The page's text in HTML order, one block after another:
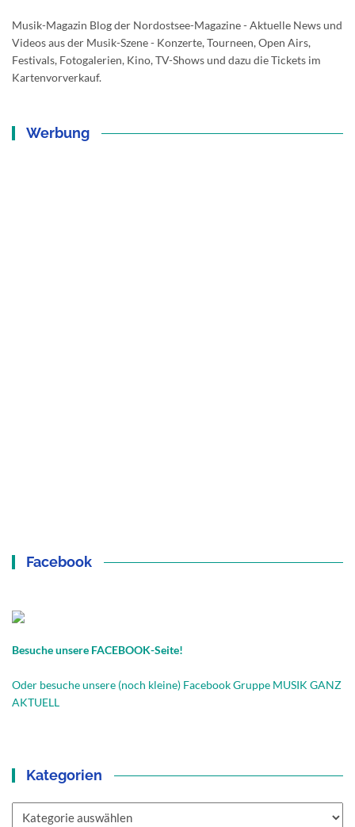
Musik-Magazin Blog der Nordostsee-Magazine - Aktuelle News und
Videos aus der Musik-Szene - Konzerte, Tourneen, Open Airs,
Festivals, Fotogalerien, Kino, TV-Shows und dazu die Tickets im
Kartenvorverkauf.
Werbung
Facebook
Besuche unsere FACEBOOK-Seite!
Oder besuche unsere (noch kleine) Facebook Gruppe MUSIK GANZ
AKTUELL
Kategorien